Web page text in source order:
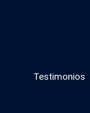
Testimonios